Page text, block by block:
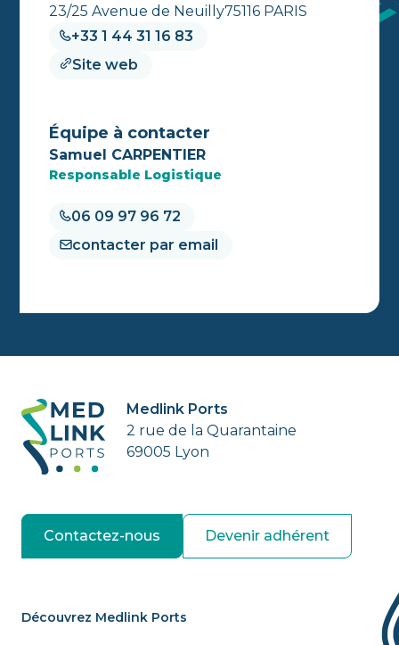
23/25 Avenue de Neuilly75116 PARIS
+33 1 44 31 16 83
Site web
Équipe à contacter
Samuel CARPENTIER
Responsable Logistique
06 09 97 96 72
contacter par email
Medlink Ports
2 rue de la Quarantaine
69005 Lyon
Contactez-nous Devenir adhérent
Découvrez Medlink Ports